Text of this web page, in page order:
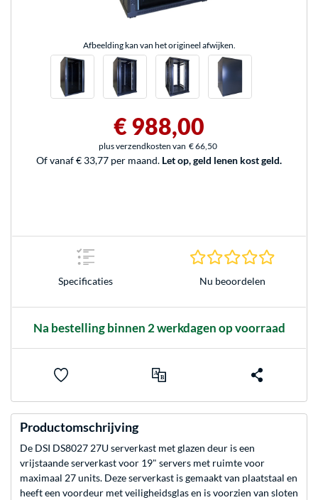
Afbeelding kan van het origineel afwijken.
€ 988,00
plus verzendkosten van € 66,50
Of vanaf € 33,77 per maand. Let op, geld lenen kost geld.
Specificaties Nu beoordelen
Na bestelling binnen 2 werkdagen op voorraad
Productomschrijving
De DSI DS8027 27U serverkast met glazen deur is een
vrijstaande serverkast voor 19" servers met ruimte voor
maximaal 27 units. Deze serverkast is gemaakt van plaatstaal en
heeft een voordeur met veiligheidsglas en is voorzien van sloten